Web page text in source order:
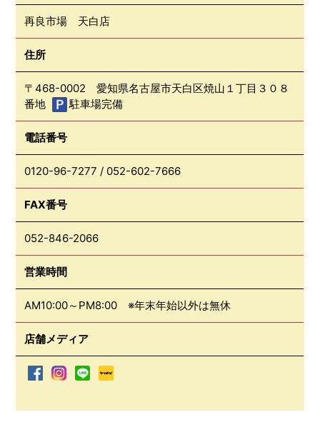
再良市場 天白店
住所
〒468-0002 愛知県名古屋市天白区焼山１丁目３０８
番地
駐車場完備
電話番号
0120-96-7277 / 052-602-7666
FAX番号
052-846-2066
営業時間
AM10:00～PM8:00 ※年末年始以外は無休
店舗メディア